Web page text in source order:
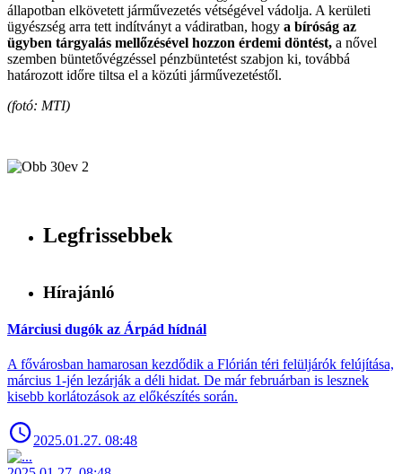
állapotban elkövetett járművezetés vétségével vádolja. A kerületi
ügyészség arra tett indítványt a vádiratban, hogy a bíróság az
ügyben tárgyalás mellőzésével hozzon érdemi döntést, a nővel
szemben büntetővégzéssel pénzbüntetést szabjon ki, továbbá
határozott időre tiltsa el a közúti járművezetéstől.
(fotó: MTI)
Legfrissebbek
Hírajánló
Márciusi dugók az Árpád hídnál
A fővárosban hamarosan kezdődik a Flórián téri felüljárók felújítása,
március 1-jén lezárják a déli hidat. De már februárban is lesznek
kisebb korlátozások az előkészítés során.
2025.01.27. 08:48